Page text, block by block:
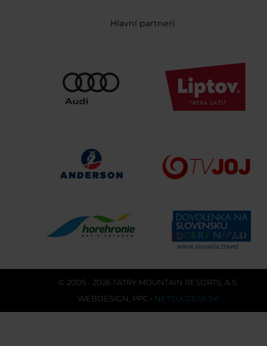
Hlavní partneri
© 2005 - 2026 TATRY MOUNTAIN RESORTS, A.S.
WEBDESIGN PPC › NETSUCCESS.SK